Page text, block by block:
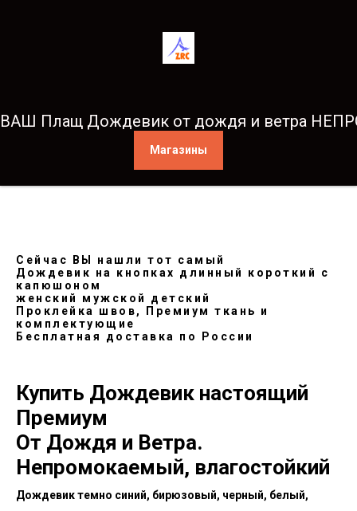
ВАШ Плащ Дождевик от дождя и ветра
Магазины
Сейчас ВЫ нашли тот самый
Дождевик на кнопках длинный короткий с
капюшоном
женский мужской детский
Проклейка швов, Премиум ткань и
комплектующие
Бесплатная доставка по России
Купить Дождевик настоящий
Премиум
От Дождя и Ветра.
Непромокаемый, влагостойкий
Дождевик темно синий, бирюзовый, черный, белый,